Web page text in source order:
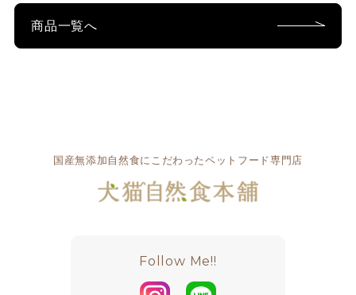
商品一覧へ
国産無添加自然食にこだわったペットフード専門店
Follow Me!!